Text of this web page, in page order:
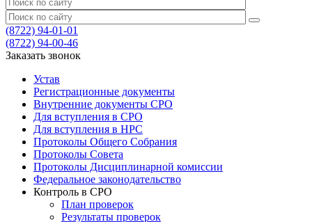
(8722) 94-01-01
(8722) 94-00-46
Заказать звонок
Устав
Регистрационные документы
Внутренние документы СРО
Для вступления в СРО
Для вступления в НРС
Протоколы Общего Собрания
Протоколы Совета
Протоколы Дисциплинарной комиссии
Федеральное законодательство
Контроль в СРО
План проверок
Результаты проверок